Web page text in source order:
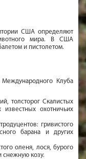
США определяют
мира. В США
и пистолетом.
Клуба
толсторог Скалистых
охотничьих
гривистого
барана и других
оленя, лося, бурого
снежную козу.